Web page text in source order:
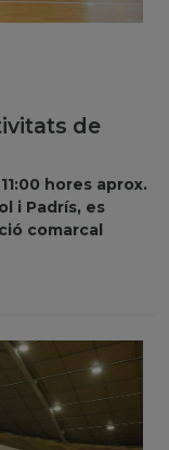
de
hores aprox.
i Padrís, es
comarcal